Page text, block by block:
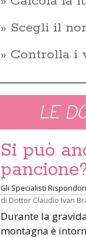
Scegli il
Controlla i
LE
Si può
Gli Specialisti
di Dottor Claudio Ivan
Durante la
montagna è